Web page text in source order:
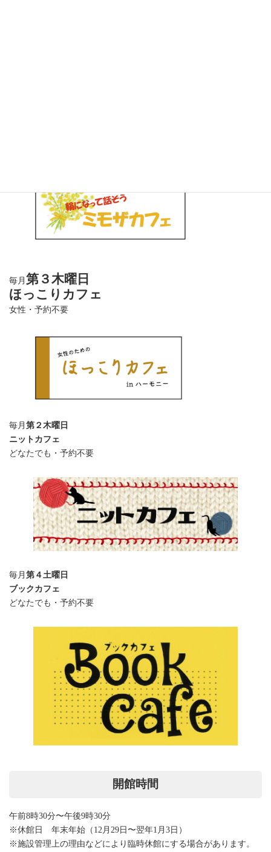
毎月 第３木曜日
ほっこりカフェ
女性・予約不要
毎月 第２木曜日
ニットカフェ
どなたでも・予約不要
毎月 第４土曜日
ブックカフェ
どなたでも・予約不要
開館時間
午前8時30分〜午後9時30分
※休館日 年末年始（12月29日〜翌年1月3日）
※施設管理上の理由などにより臨時休館にする場合があります。